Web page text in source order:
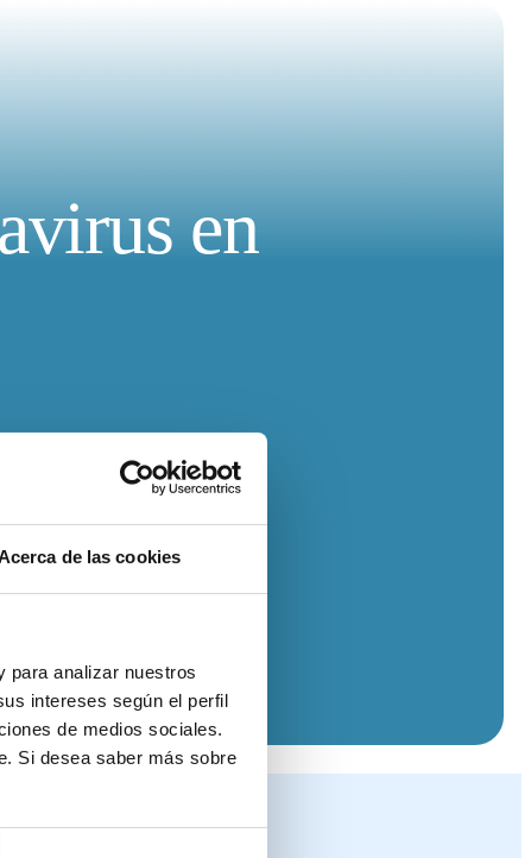
de las cookies
para analizar nuestros
intereses según el perfil
de medios sociales.
Si desea saber más sobre
en